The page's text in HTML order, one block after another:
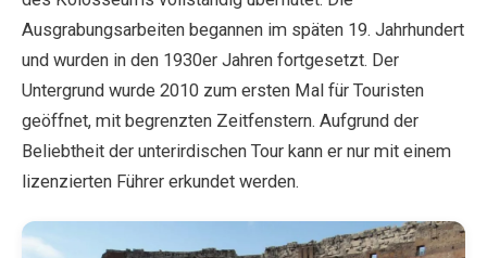
Ausgrabungsarbeiten begannen im späten 19. Jahrhundert
und wurden in den 1930er Jahren fortgesetzt. Der
Untergrund wurde 2010 zum ersten Mal für Touristen
geöffnet, mit begrenzten Zeitfenstern. Aufgrund der
Beliebtheit der unterirdischen Tour kann er nur mit einem
lizenzierten Führer erkundet werden.